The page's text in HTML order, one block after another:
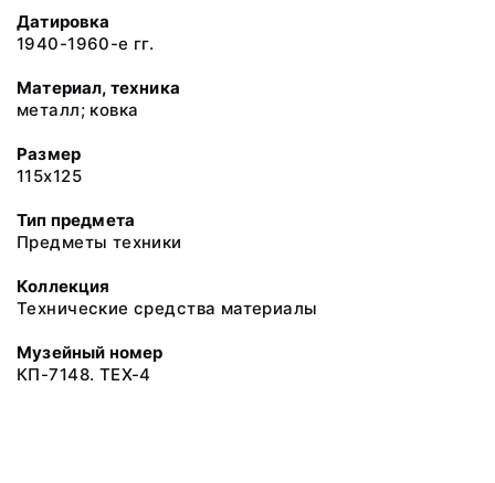
Датировка
1940-1960-е гг.
Материал, техника
металл; ковка
Размер
115х125
Тип предмета
Предметы техники
Коллекция
Технические средства материалы
Музейный номер
КП-7148. ТЕХ-4